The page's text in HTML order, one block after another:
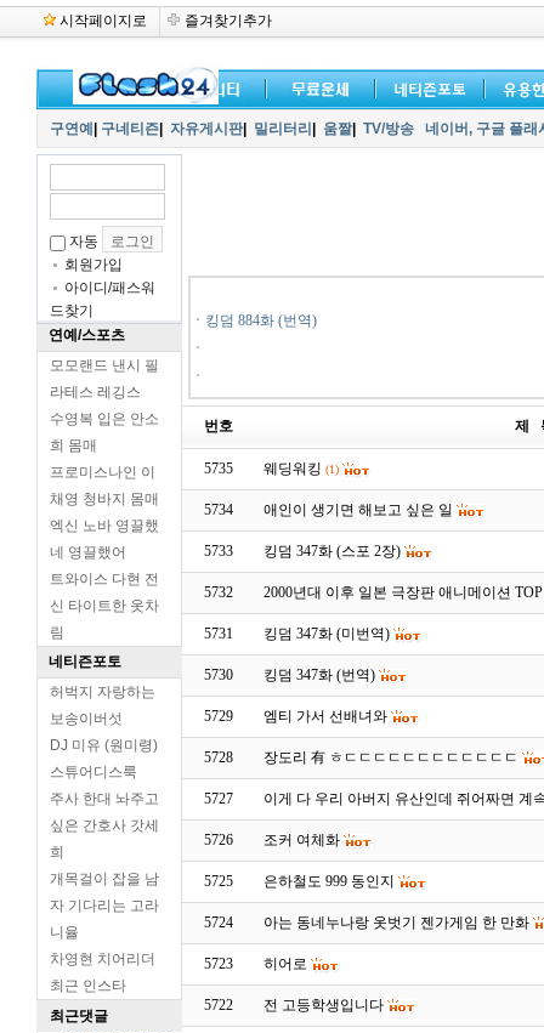
시작페이지로 즐겨찾기추가
구연예 구네티즌 자유게시판| 밀리터리 움짤| TV/방송 네이버, 구글 플
자동
회원가입
아이디/패스워
드찾기
연예/스포츠
모모랜드 낸시 필
라테스 레깅스
수영복 입은 안소
희 몸매
프로미스나인 이
채영 청바지 몸매
엑신 노바 영끌했
네 영끌했어
트와이스 다현 전
신 타이트한 옷차
림
네티즌포토
허벅지 자랑하는
보송이버섯
DJ 미유 (원미령)
스튜어디스룩
주사 한대 놔주고
싶은 간호사 갓세
희
개목걸이 잡을 남
자 기다리는 고라
니율
차영현 치어리더
최근 인스타
최근댓글
ㆍ 킹덤 884화 (번역)
ㆍ
ㆍ
번호 제
5735 웨딩워킹 (1)
5734 애인이 생기면 해보고 싶은 일
5733 킹덤 347화 (스포 2장)
5732 2000년대 이후 일본 극장판 애니메이션
5731 킹덤 347화 (미번역)
5730 킹덤 347화 (번역)
5729 엠티 가서 선배녀와
5728 장도리 有 ㅎㄷㄷㄷㄷㄷㄷㄷㄷㄷㄷㄷㄷ
5727 이게 다 우리 아버지 유산인데 쥐어짜면 계
5726 조커 여체화
5725 은하철도 999 동인지
5724 아는 동네누나랑 옷벗기 젠가게임 한 만화
5723 히어로
5722 전 고등학생입니다